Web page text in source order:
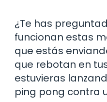
¿Te has
funcionan estas
que estás
que rebotan en
estuvieras
ping pong contra